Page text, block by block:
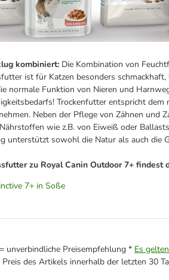
kombiniert: Die Kombination von
ist für Katzen besonders
normale Funktion von Nieren und
Trockenfutter entspricht
Neben der Pflege von Zähnen
wie z.B. von Eiweiß oder
unterstützt sowohl die Natur als auch die
zu Royal Canin Outdoor 7+ findest
7+ in Soße
unverbindliche Preisempfehlung * Es
des Artikels innerhalb der letzten 30